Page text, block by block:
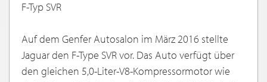
F-Typ SVR
Auf dem Genfer Autosalon im März 2016 stellte
Jaguar den F-Type SVR vor. Das Auto verfügt über
den gleichen 5,0-Liter-V8-Kompressormotor wie